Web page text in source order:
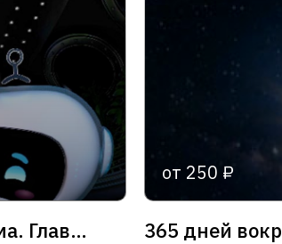
Полнокупольная программа. Главное чудо Вселенной
от 250 ₽
365 дней